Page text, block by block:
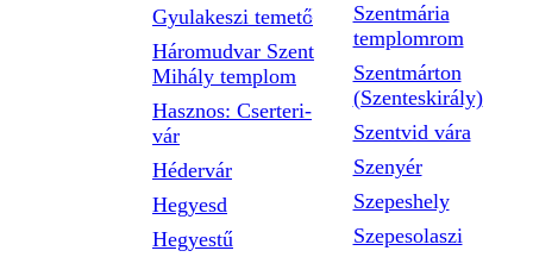
Gyulakeszi temető
Háromudvar Szent
Mihály templom
Hasznos: Cserteri-
vár
Hédervár
Hegyesd
Hegyestű
Szentmária
templomrom
Szentmárton
(Szenteskirály)
Szentvid vára
Szenyér
Szepeshely
Szepesolaszi